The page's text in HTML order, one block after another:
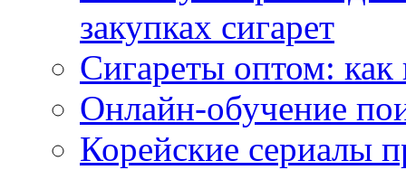
закупках сигарет
Сигареты оптом:
Онлайн-обучение
Корейские сериалы